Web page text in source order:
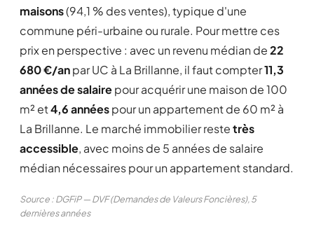
maisons(94,1 % des ventes), typique d'une
commune péri-urbaine ou rurale. Pour mettre ces
prix en perspective : avec un revenu médian de22
680 €/anpar UC à La Brillanne, il faut compter11,3
années de salairepour acquérir une maison de 100
m² et4,6 annéespour un appartement de 60 m² à
La Brillanne. Le marché immobilier restetrès
accessible, avec moins de 5 années de salaire
médian nécessaires pour un appartement standard.
Source : DGFiP — DVF (Demandes de Valeurs Foncières), 5
dernières années